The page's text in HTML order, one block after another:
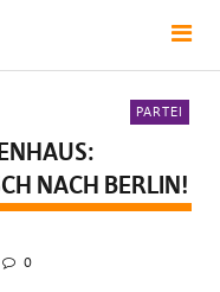
PARTEI
NACH BERLIN!
0